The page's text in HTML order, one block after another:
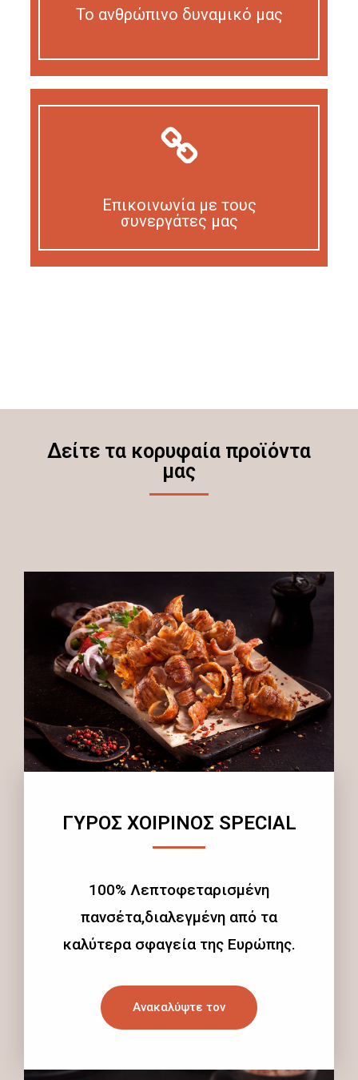
Το ανθρώπινο δυναμικό μας
Επικοινωνία με τους
συνεργάτες μας
Δείτε τα κορυφαία προϊόντα
μας
ΓΥΡΟΣ ΧΟΙΡΙΝΟΣ SPECIAL
100% Λεπτοφεταρισμένη
πανσέτα,διαλεγμένη από τα
καλύτερα σφαγεία της Ευρώπης.
Ανακαλύψτε τον